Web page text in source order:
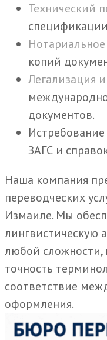
Технический
копий
Легализация
документов.
ЗАГС и
Наша компания
переводческих
Измаиле. Мы
лингвистическую
любой сложности,
точность
соответствие
оформления.